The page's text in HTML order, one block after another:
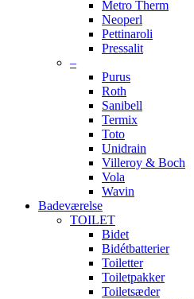
Metro Therm
Neoperl
Pettinaroli
Pressalit
–
Purus
Roth
Sanibell
Termix
Toto
Unidrain
Villeroy & Boch
Vola
Wavin
Badeværelse
TOILET
Bidet
Bidétbatterier
Toiletter
Toiletpakker
Toiletsæder